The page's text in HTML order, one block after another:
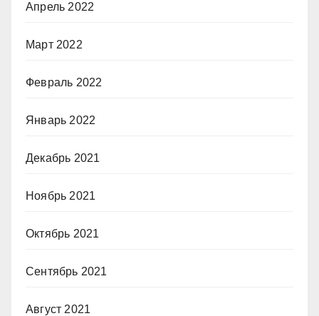
Апрель 2022
Март 2022
Февраль 2022
Январь 2022
Декабрь 2021
Ноябрь 2021
Октябрь 2021
Сентябрь 2021
Август 2021